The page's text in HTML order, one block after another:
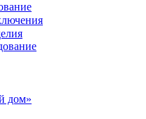
дом»